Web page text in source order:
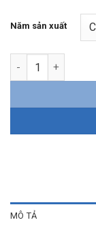
Năm sản xuất
Gạt mưa xe
MÔ TẢ